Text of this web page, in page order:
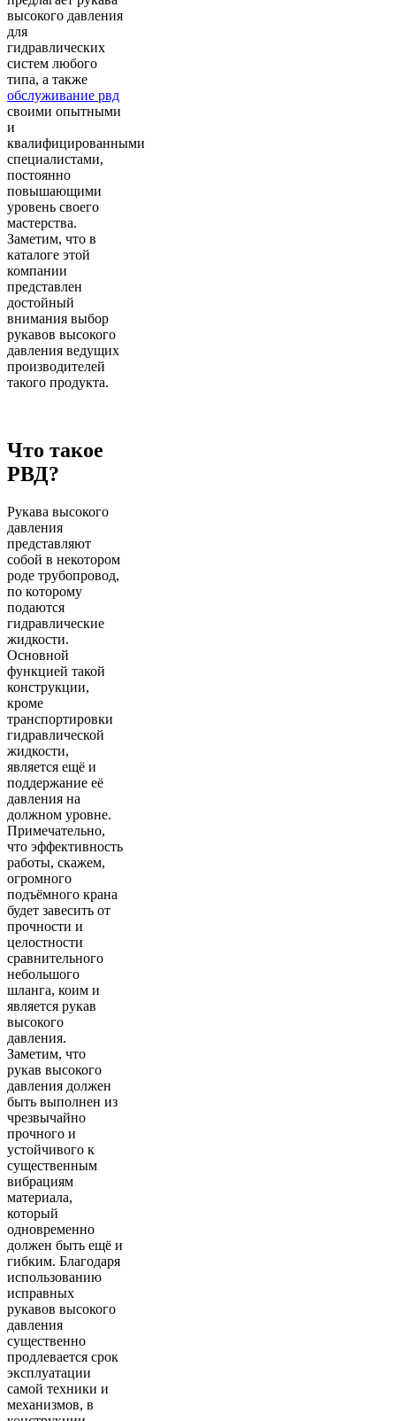
высокого давления
для
гидравлических
систем любого
типа, а также
обслуживание рвд
своими опытными
и
квалифицированными
специалистами,
постоянно
повышающими
уровень своего
мастерства.
Заметим, что в
каталоге этой
компании
представлен
достойный
внимания выбор
рукавов высокого
давления ведущих
производителей
такого продукта.
Что такое
РВД?
Рукава высокого
давления
представляют
собой в некотором
роде трубопровод,
по которому
подаются
гидравлические
жидкости.
Основной
функцией такой
конструкции,
кроме
транспортировки
гидравлической
жидкости,
является ещё и
поддержание её
давления на
должном уровне.
Примечательно,
что эффективность
работы, скажем,
огромного
подъёмного крана
будет завесить от
прочности и
целостности
сравнительного
небольшого
шланга, коим и
является рукав
высокого
давления.
Заметим, что
рукав высокого
давления должен
быть выполнен из
чрезвычайно
прочного и
устойчивого к
существенным
вибрациям
материала,
который
одновременно
должен быть ещё и
гибким. Благодаря
использованию
исправных
рукавов высокого
давления
существенно
продлевается срок
эксплуатации
самой техники и
механизмов, в